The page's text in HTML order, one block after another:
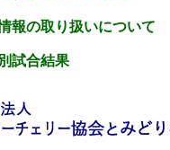
報の取り扱いについて
試合結果